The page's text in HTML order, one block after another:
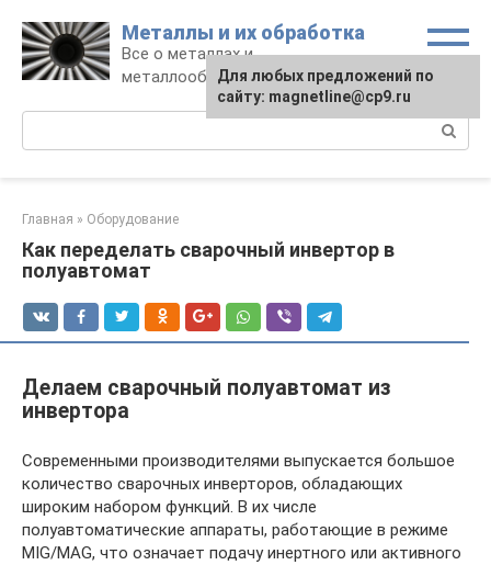
контенту
Металлы и их обработка
Все о металлах и
металлообработке
Главная » Оборудование
Как переделать сварочный инвертор в
полуавтомат
Делаем сварочный полуавтомат из
инвертора
Современными производителями выпускается большое
количество сварочных инверторов, обладающих
широким набором функций. В их числе
полуавтоматические аппараты, работающие в режиме
MIG/MAG, что означает подачу инертного или активного
Для любых предложений по
сайту: magnetline@cp9.ru